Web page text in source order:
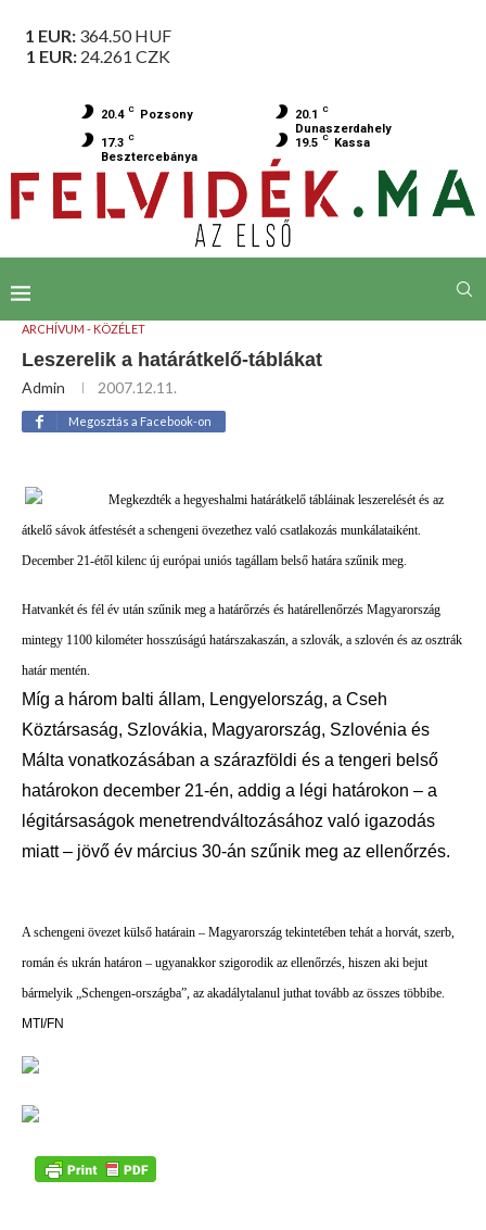
1 EUR: 364.50HUF
1 EUR: 24.261 CZK
20.4 C Pozsony 20.1 C
Dunaszerdahely
17.3 C
Besztercebánya
19.5 C Kassa
ARCHÍVUM - KÖZÉLET
Leszerelik a határátkelő-táblákat
Admin 2007.12.11.
Megosztás a Facebook-on
Megkezdték a hegyeshalmi határátkelő tábláinak leszerelését és az
átkelő sávok átfestését a schengeni övezethez való csatlakozás munkálataiként.
December 21-étől kilenc új európai uniós tagállam belső határa szűnik meg.
Hatvankét és fél év után szűnik meg a határőrzés és határellenőrzés Magyarország
mintegy 1100 kilométer hosszúságú határszakaszán, a szlovák, a szlovén és az osztrák
határ mentén.
Míg a három balti állam, Lengyelország, a Cseh
Köztársaság, Szlovákia, Magyarország, Szlovénia és
Málta vonatkozásában a szárazföldi és a tengeri belső
határokon december 21-én, addig a légi határokon – a
légitársaságok menetrendváltozásához való igazodás
miatt – jövő év március 30-án szűnik meg az ellenőrzés.
A schengeni övezet külső határain – Magyarország tekintetében tehát a horvát, szerb,
román és ukrán határon – ugyanakkor szigorodik az ellenőrzés, hiszen aki bejut
bármelyik „Schengen-országba”, az akadálytalanul juthat tovább az összes többibe.
MTI/FN